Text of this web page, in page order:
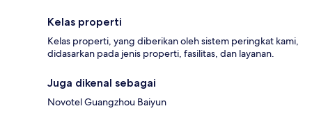
Kelas properti
Kelas properti, yang diberikan oleh sistem peringkat kami,
didasarkan pada jenis properti, fasilitas, dan layanan.
Juga dikenal sebagai
Novotel Guangzhou Baiyun